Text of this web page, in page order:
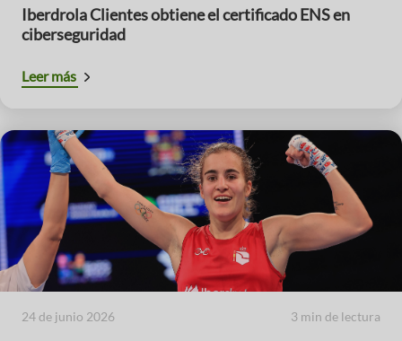
Iberdrola Clientes obtiene el certificado ENS en
ciberseguridad
Leer más
24 de junio 2026 3 min de lectura